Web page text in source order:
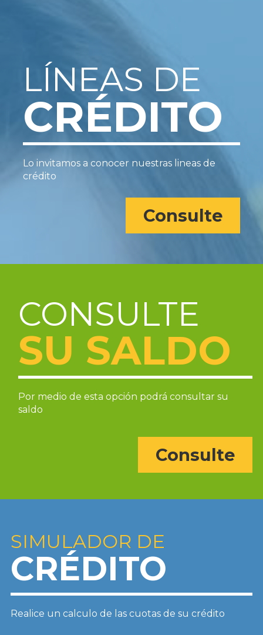
LÍNEAS DE
CRÉDITO
Lo invitamos a conocer nuestras lineas de
crédito
Consulte
CONSULTE
SU SALDO
Por medio de esta opción podrá consultar su
saldo
Consulte
SIMULADOR DE
CRÉDITO
Realice un calculo de las cuotas de su crédito